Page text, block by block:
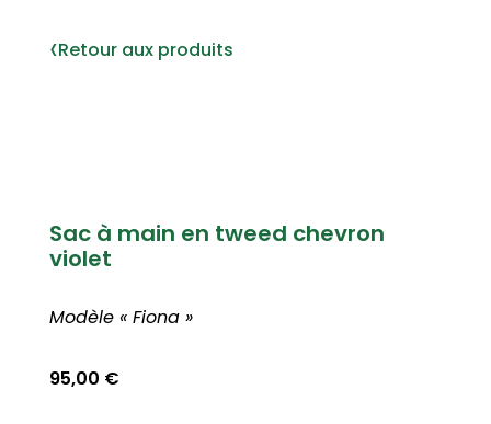
‹Retour aux produits
Sac à main en tweed chevron
violet
Modèle « Fiona »
95,00 €